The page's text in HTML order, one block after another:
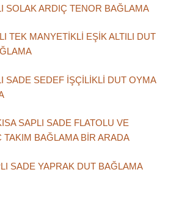
SOLAK ARDIÇ TENOR BAĞLAMA
TEK MANYETİKLİ EŞİK ALTILI DUT
SADE SEDEF İŞÇİLİKLİ DUT OYMA
SAPLI SADE FLATOLU VE
TAKIM BAĞLAMA BİR ARADA
SADE YAPRAK DUT BAĞLAMA